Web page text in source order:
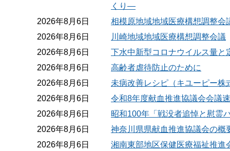
くり―
2026年8月6日
相模原地域地域医療構想調整会
2026年8月6日
川崎地域地域医療構想調整会議
2026年8月6日
下水中新型コロナウイルス量と
2026年8月6日
高齢者虐待防止のために
2026年8月6日
未病改善レシピ（キユーピー株
2026年8月6日
令和8年度献血推進協議会会議
2026年8月6日
昭和100年「戦没者追悼と慰霊
2026年8月6日
神奈川県県献血推進協議会の概
2026年8月6日
湘南東部地区保健医療福祉推進